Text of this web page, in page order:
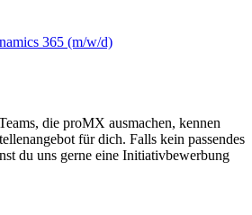
365 (m/w/d)
die proMX ausmachen, kennen
für dich. Falls kein passendes
du uns gerne eine Initiativbewerbung